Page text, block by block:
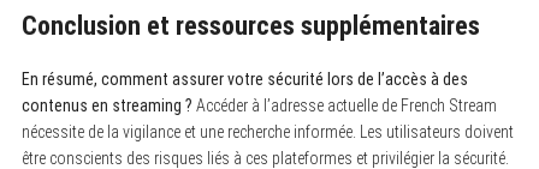
Conclusion et ressources supplémentaires
En résumé, comment assurer votre sécurité lors de l’accès à des
contenus en streaming ? Accéder à l’adresse actuelle de French Stream
nécessite de la vigilance et une recherche informée. Les utilisateurs doivent
être conscients des risques liés à ces plateformes et privilégier la sécurité.